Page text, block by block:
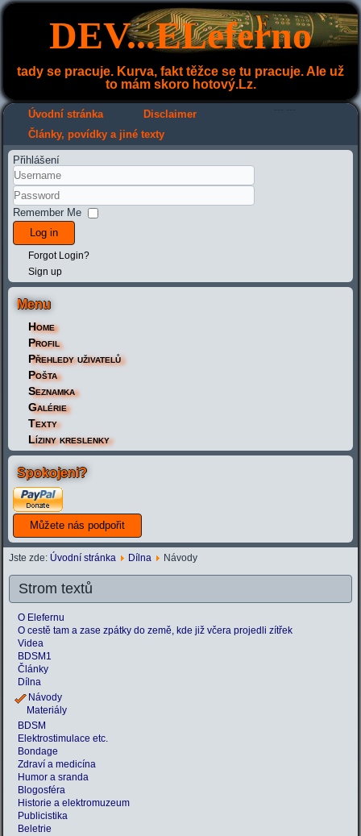
DEV...ELeferno
tady se pracuje. Kurva, fakt těžce se tu pracuje. Ale už
to mám skoro hotový.Lz.
Úvodní stránka Disclaimer
Články, povídky a jiné texty
Přihlášení
Remember Me
Log in
Forgot Login?
Sign up
Menu
Home
Profil
Přehledy uživatelů
Pošta
Seznamka
Galérie
Texty
Líziny kreslenky
Spokojeni?
Jste zde: Úvodní stránka Dílna Návody
Strom textů
O Elefernu
O cestě tam a zase zpátky do země, kde již včera projedli zítřek
Videa
BDSM1
Články
Dílna
Návody
Materiály
BDSM
Elektrostimulace etc.
Bondage
Zdraví a medicína
Humor a sranda
Blogosféra
Historie a elektromuzeum
Publicistika
Beletrie